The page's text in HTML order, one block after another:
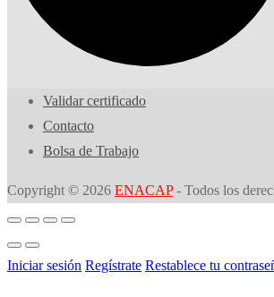
Validar certificado
Contacto
Bolsa de Trabajo
Copyright © 2026 ENACAP- Todos los
Iniciar sesión Regístrate Restablece tu